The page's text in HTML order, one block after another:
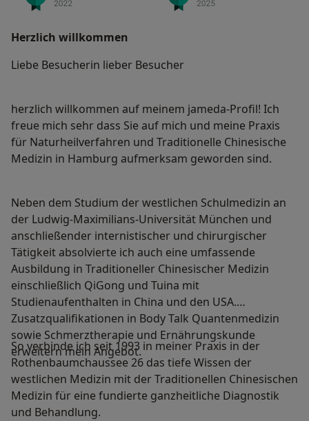
Herzlich willkommen
Liebe Besucherin lieber Besucher
herzlich willkommen auf meinem jameda-Profil! Ich
freue mich sehr dass Sie auf mich und meine Praxis
für Naturheilverfahren und Traditionelle Chinesische
Medizin in Hamburg aufmerksam geworden sind.
Neben dem Studium der westlichen Schulmedizin an
der Ludwig-Maximilians-Universität München und
anschließender internistischer und chirurgischer
Tätigkeit absolvierte ich auch eine umfassende
Ausbildung in Traditioneller Chinesischer Medizin
einschließlich QiGong und Tuina mit
Studienaufenthalten in China und den USA.
Zusatzqualifikationen in Body Talk Quantenmedizin
sowie Schmerztherapie und Ernährungskunde
erweitern mein Angebot.
So verbinde ich seit 1993 in meiner Praxis in der
Rothenbaumchaussee 26 das tiefe Wissen der
westlichen Medizin mit der Traditionellen Chinesischen
Medizin für eine fundierte ganzheitliche Diagnostik
und Behandlung.